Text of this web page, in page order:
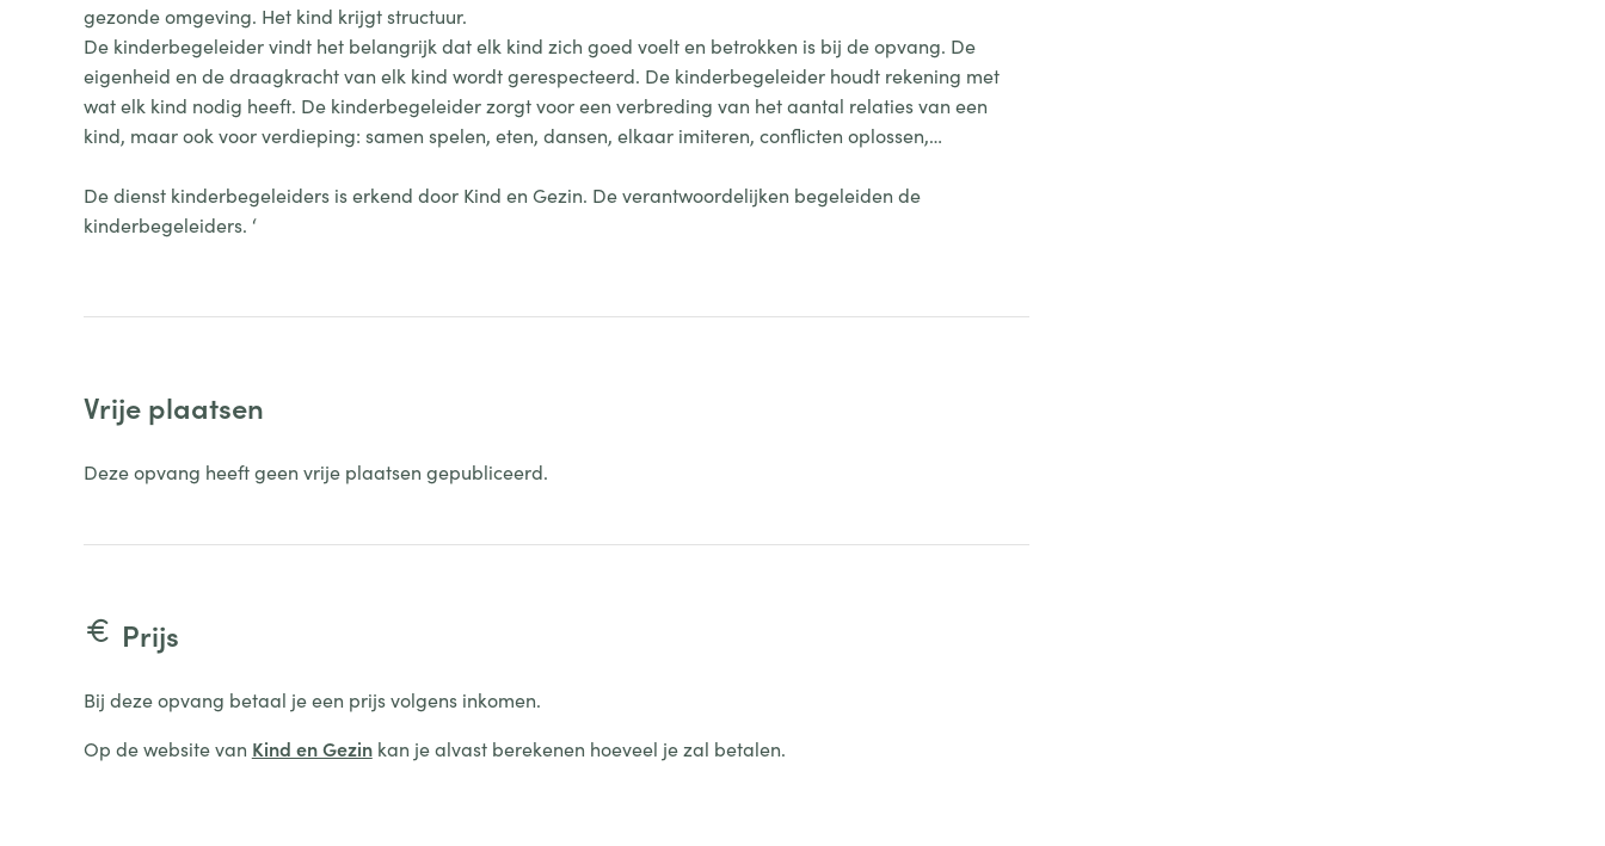
gezonde omgeving. Het kind krijgt structuur.
De kinderbegeleider vindt het belangrijk dat elk kind zich goed voelt en betrokken is bij de opvang. De
eigenheid en de draagkracht van elk kind wordt gerespecteerd. De kinderbegeleider houdt rekening met
wat elk kind nodig heeft. De kinderbegeleider zorgt voor een verbreding van het aantal relaties van een
kind, maar ook voor verdieping: samen spelen, eten, dansen, elkaar imiteren, conflicten oplossen,…
De dienst kinderbegeleiders is erkend door Kind en Gezin. De verantwoordelijken begeleiden de
kinderbegeleiders. ‘
Vrije plaatsen
Deze opvang heeft geen vrije plaatsen gepubliceerd.
Prijs
Bij deze opvang betaal je een prijs volgens inkomen.
Op de website van Kind en Gezinkan je alvast berekenen hoeveel je zal betalen.